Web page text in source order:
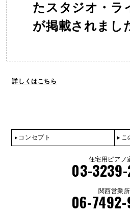
たスタジオ・ラ
が掲載されまし
詳しくはこちら
コンセプト こ
住宅用ピアノ
03-
関西営業所
06-